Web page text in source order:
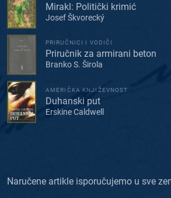
Mirakl: Politički krimić
Josef Škvorecký
PRIRUČNICI I VODIČI
Priručnik za armirani beton
Branko S. Širola
AMERIČKA KNJIŽEVNOST
Duhanski put
Erskine Caldwell
Naručene artikle isporučujemo u sve